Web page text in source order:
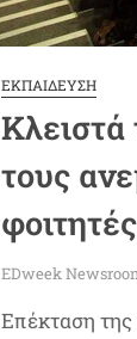
ΕΚΠΑΙΔΕΥΣΗ
Κλειστά
τους
EDweek
Επέκταση